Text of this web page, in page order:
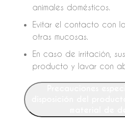
animales domésticos.
Evitar el contacto con
otras mucosas.
En caso de irritación,
producto y lavar con